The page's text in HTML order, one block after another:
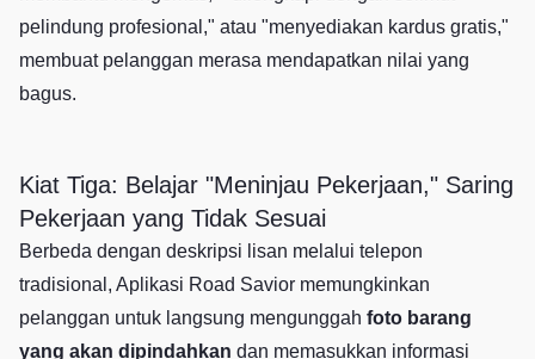
pelindung profesional," atau "menyediakan kardus gratis,"
membuat pelanggan merasa mendapatkan nilai yang
bagus.
Kiat Tiga: Belajar "Meninjau Pekerjaan," Saring
Pekerjaan yang Tidak Sesuai
Berbeda dengan deskripsi lisan melalui telepon
tradisional, Aplikasi Road Savior memungkinkan
pelanggan untuk langsung mengunggah foto barang
yang akan dipindahkan dan memasukkan informasi